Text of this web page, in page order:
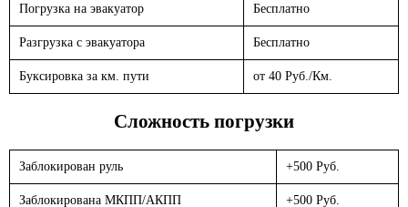
Погрузка на эвакуатор Бесплатно
Разгрузка с эвакуатора Бесплатно
Буксировка за км. пути от 40 Руб./Км.
Сложность погрузки
Заблокирован руль +500 Руб.
Заблокирована МКПП/АКПП +500 Руб.